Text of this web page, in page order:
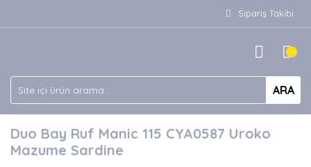
Sipariş Takibi
ARA
Duo Bay Ruf Manic 115 CYA0587 Uroko
Mazume Sardine